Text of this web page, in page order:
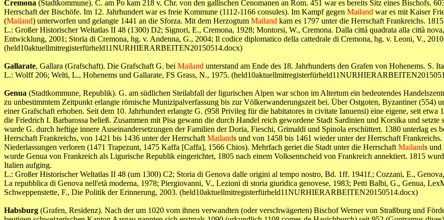
Cremona (Stadtkommune). C. am Po kam 218 v. Chr. von den gallischen Cenomanen an Rom. 451 war es bereits Sitz eines Bischofs.
Herrschaft der Bischöfe. Im 12. Jahrhundert war es freie Kommune (1112-1166 consules). Im Kampf gegen Mailand war es mit Kaiser
(Mailand) unterworfen und gelangte 1441 an die Sforza. Mit dem Herzogtum Mailand kam es 1797 unter die Herrschaft Frankreichs.
L.: Großer Historischer Weltatlas II 48 (1300) D2; Signori, E., Cremona, 1928; Montorsi, W., Cremona. Dalla cittá quadrata alla città
Entwicklung, 2001; Storia di Cremona, hg. v. Andenna, G., 2004; Il codice diplomatico della cattedrale di Cremona, hg. v. Leoni, V.,
(held10aktuellmitregisterfürheld11NURHIERARBEITEN20150514.docx)
Gallarate, Gallara (Grafschaft). Die Grafschaft G. bei Mailand unterstand am Ende des 18. Jahrhunderts den Grafen von Hohenems. S.
L.: Wolff 206; Welti, L., Hohenems und Gallarate, FS Grass, N., 1975.
Genua (Stadtkommune, Republik). G. am südlichen Steilabfall der ligurischen Alpen war schon im Altertum ein bedeutendes
zu unbestimmtem Zeitpunkt erlangte römische Munizipalverfassung bis zur Völkerwanderungszeit bei. Über Ostgoten, Byzantiner (554)
einer Grafschaft erhoben. Seit dem 10. Jahrhundert erlangte G. (958 Privileg für die habitatores in civitate Ianuensi) eine eigene, seit
die Friedrich I. Barbarossa beließ. Zusammen mit Pisa gewann die durch Handel reich gewordene Stadt Sardinien und Korsika und
wurde G. durch heftige innere Auseinandersetzungen der Familien der Doria, Fieschi, Grimaldi und Spinola erschüttert. 1380 unterlag es
Herrschaft Frankreichs, von 1421 bis 1436 unter der Herrschaft Mailands und von 1458 bis 1461 wieder unter der Herrschaft
Niederlassungen verloren (1471 Trapezunt, 1475 Kaffa [Caffa], 1566 Chios). Mehrfach geriet die Stadt unter die Herrschaft Mailands und
wurde Genua von Frankreich als Ligurische Republik eingerichtet, 1805 nach einem Volksentscheid von Frankreich annektiert. 1815
Italien aufging.
L.: Großer Historischer Weltatlas II 48 (um 1300) C2; Storia di Genova dalle origini al tempo nostro, Bd. 1ff. 1941f.; Cozzani, E.,
La repubblica di Genova nell'età moderna, 1978; Piergiovanni, V., Lezioni di storia giuridica genovese, 1983; Petti Balbi, G., Genua,
Schweppenstette, F., Die Politik der Erinnerung, 2003. (held10aktuellmitregisterfürheld11NURHIERARBEITEN20150514.docx)
Habsburg (Grafen, Residenz). Nach der um 1020 vom ihnen verwandten (oder verschwägerten) Bischof Werner von Straßburg und